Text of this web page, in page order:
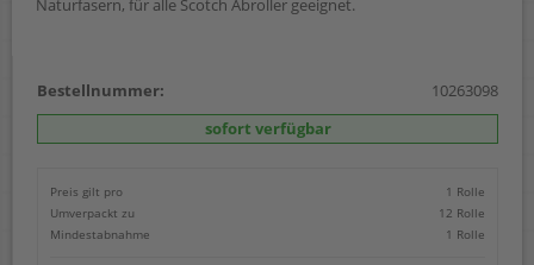
Naturfasern, für alle Scotch Abroller geeignet.
Bestellnummer:
10263098
sofort verfügbar
Preis gilt pro
1 Rolle
Umverpackt zu
12 Rolle
Mindestabnahme
1 Rolle